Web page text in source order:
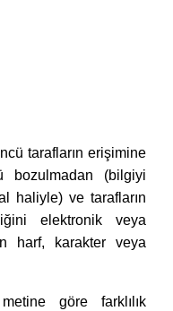
tarafların erişimine
bozulmadan (bilgiyi
haliyle) ve tarafların
elektronik veya
harf, karakter veya
göre farklılık